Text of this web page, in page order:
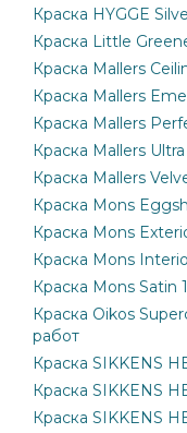
Краска HYGGE
Краска Little
Краска Mallers
Краска Mallers
Краска Mallers
Краска Mallers
Краска Mallers
Краска Mons
Краска Mons
Краска Mons
Краска Mons Satin
Краска Oikos
работ
Краска SIKKENS
Краска SIKKENS
Краска SIKKENS